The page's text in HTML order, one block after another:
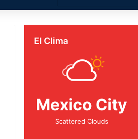
El Clima
Mexico City
Scattered Clouds